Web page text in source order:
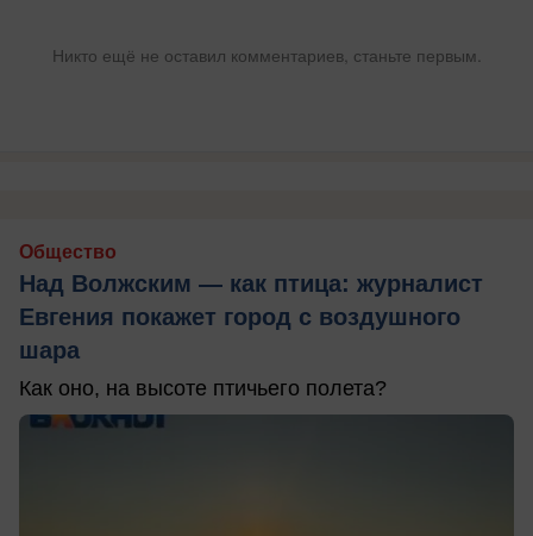
Никто ещё не оставил комментариев, станьте первым.
Общество
Над Волжским — как птица: журналист
Евгения покажет город с воздушного
шара
Как оно, на высоте птичьего полета?